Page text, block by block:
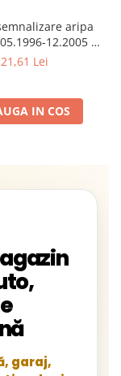
aripa
12.2005 ;
Sprinter 1995-
Euroliner,
21,61 Lei
IN COS
garaj,